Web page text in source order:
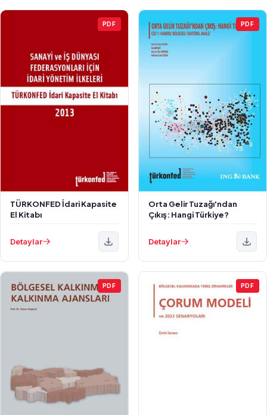
PDF
TÜRKONFED İdari Kapasite
El Kitabı
Detaylar
PDF
Orta Gelir Tuzağı'ndan
Çıkış: Hangi Türkiye?
Detaylar
PDF PDF